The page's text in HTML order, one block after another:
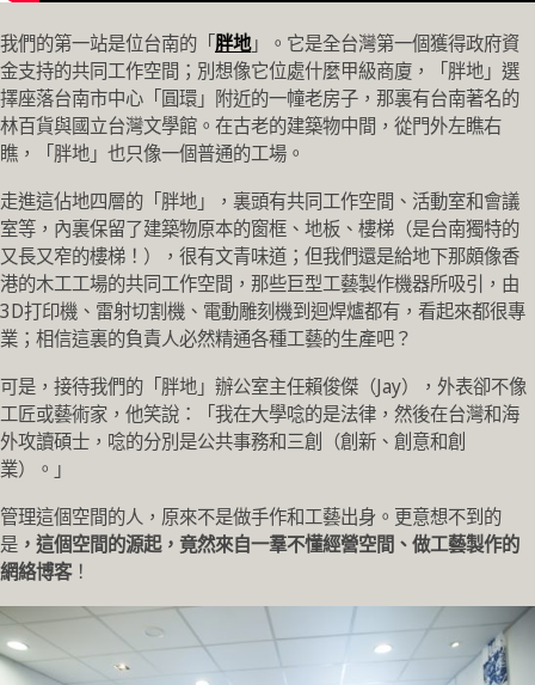
我們的第一站是位台南的「胖地」。它是全台灣第一個獲得政府資
金支持的共同工作空間；別想像它位處什麼甲級商廈，「胖地」選
擇座落台南市中心「圓環」附近的一幢老房子，那裏有台南著名的
林百貨與國立台灣文學館。在古老的建築物中間，從門外左瞧右
瞧，「胖地」也只像一個普通的工場。
走進這佔地四層的「胖地」，裏頭有共同工作空間、活動室和會議
室等，內裏保留了建築物原本的窗框、地板、樓梯（是台南獨特的
又長又窄的樓梯！），很有文青味道；但我們還是給地下那頗像香
港的木工工場的共同工作空間，那些巨型工藝製作機器所吸引，由
3D打印機、雷射切割機、電動雕刻機到迴焊爐都有，看起來都很專
業；相信這裏的負責人必然精通各種工藝的生產吧？
可是，接待我們的「胖地」辦公室主任賴俊傑（Jay），外表卻不像
工匠或藝術家，他笑說：「我在大學唸的是法律，然後在台灣和海
外攻讀碩士，唸的分別是公共事務和三創（創新、創意和創
業）。」
管理這個空間的人，原來不是做手作和工藝出身。更意想不到的
是 ，這個空間的源起，竟然來自一羣不懂經營空間、做工藝製作的
網絡博客！